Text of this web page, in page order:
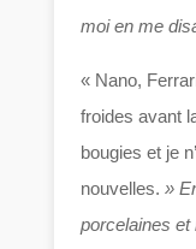
moi en me
« Nano,
froides avant
bougies et je
nouvelles. »
porcelaines